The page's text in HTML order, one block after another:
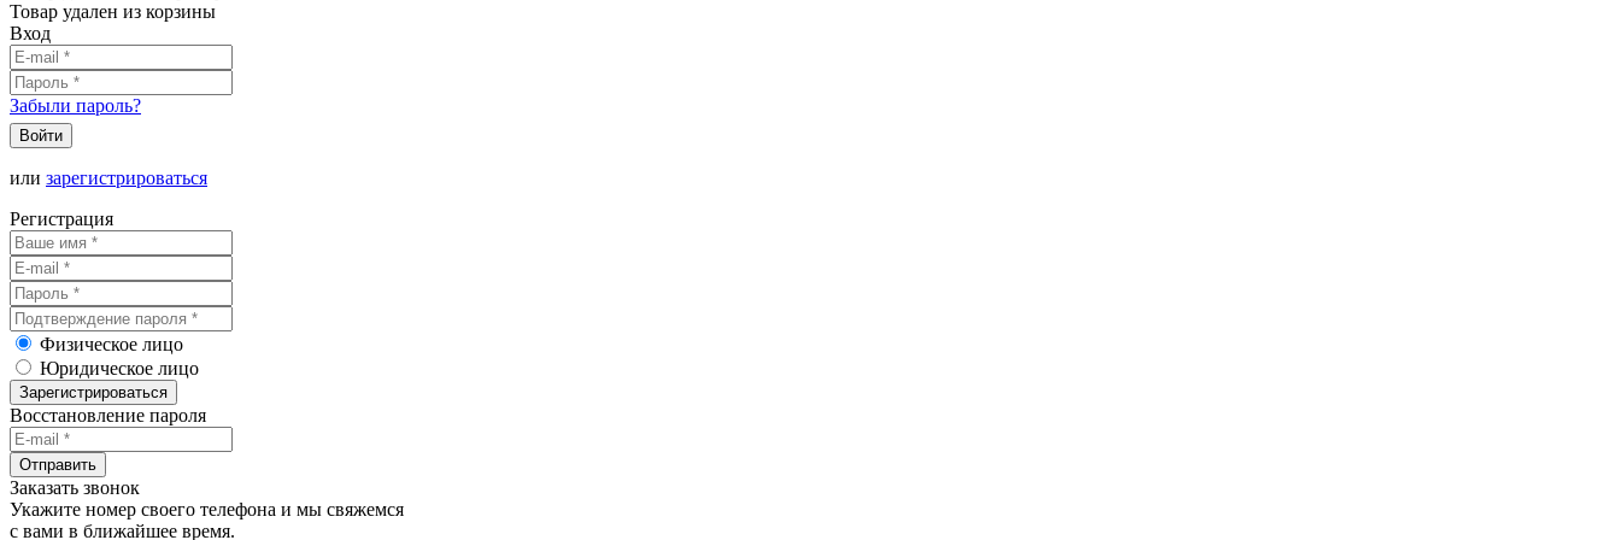
Товар удален из корзины
Вход
Забыли пароль?
Войти
или зарегистрироваться
Регистрация
Физическое лицо
Юридическое лицо
Зарегистрироваться
Восстановление пароля
Отправить
Заказать звонок
Укажите номер своего телефона и мы свяжемся
с вами в ближайшее время.